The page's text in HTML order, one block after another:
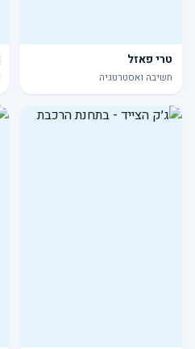
טרי פאזל
חשיבה ואסטרטגיה